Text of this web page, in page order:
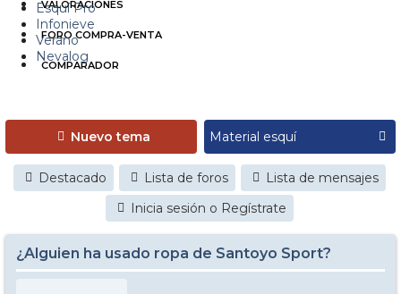
Esquí Pro
Infonieve
Verano
Nevalog
VALORACIONES
FORO COMPRA-VENTA
COMPARADOR
Nuevo tema
Destacado Lista de foros
Lista de mensajes
Inicia sesión o Regístrate
¿Alguien ha usado ropa de Santoyo Sport?